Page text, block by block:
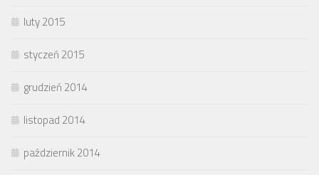
luty 2015
styczeń 2015
grudzień 2014
listopad 2014
październik 2014